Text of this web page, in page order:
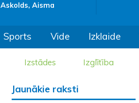
Askolds, Aisma
Sports Vide Izklaide
Izstādes Izglītība
Jaunākie raksti